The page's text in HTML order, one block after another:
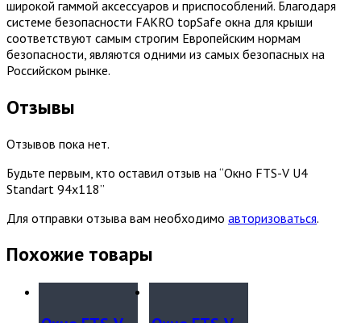
широкой гаммой аксессуаров и приспособлений. Благодаря
системе безопасности FAKRO topSafe окна для крыши
соответствуют самым строгим Европейским нормам
безопасности, являются одними из самых безопасных на
Российском рынке.
Отзывы
Отзывов пока нет.
Будьте первым, кто оставил отзыв на “Окно FTS-V U4
Standart 94х118”
Для отправки отзыва вам необходимо авторизоваться.
Похожие товары